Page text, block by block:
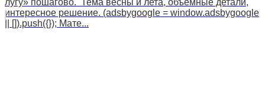
лугу» пошагово. Тема весны и лета, объемные детали,
интересное решение. (adsbygoogle = window.adsbygoogle
|| []).push({}); Мате...